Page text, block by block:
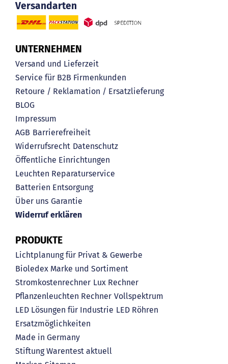
Versandarten
UNTERNEHMEN
Versand und Lieferzeit
Service für B2B Firmenkunden
Retoure / Reklamation / Ersatzlieferung
BLOG
Impressum
AGB Barrierefreiheit
Widerrufsrecht Datenschutz
Öffentliche Einrichtungen
Leuchten Reparaturservice
Batterien Entsorgung
Über uns Garantie
Widerruf erklären
PRODUKTE
Lichtplanung für Privat & Gewerbe
Bioledex Marke und Sortiment
Stromkostenrechner Lux Rechner
Pflanzenleuchten Rechner Vollspektrum
LED Lösungen für Industrie LED Röhren
Ersatzmöglichkeiten
Made in Germany
Stiftung Warentest aktuell